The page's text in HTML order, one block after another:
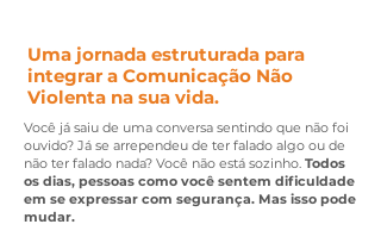
Você já saiu de uma conversa sentindo que não foi
ouvido? Já se arrependeu de ter falado algo ou de
não ter falado nada? Você não está sozinho. Todos
os dias, pessoas como você sentem dificuldade
em se expressar com segurança. Mas isso pode
mudar.
Uma jornada estruturada para
integrar a Comunicação Não
Violenta na sua vida.